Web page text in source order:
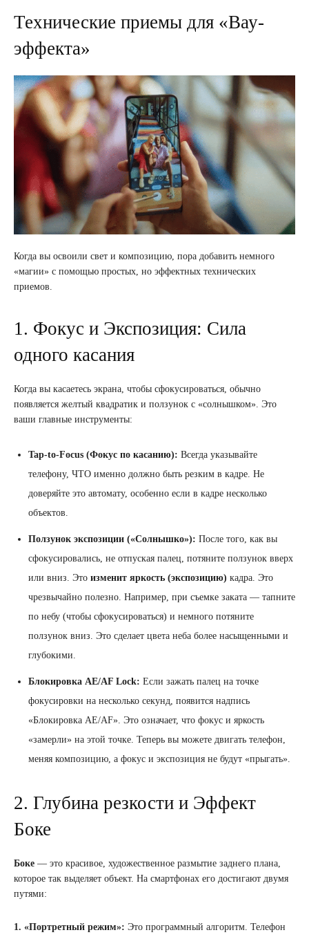
Технические приемы для «Вау-
эффекта»
Когда вы освоили свет и композицию, пора добавить немного
«магии» с помощью простых, но эффектных технических
приемов.
1. Фокус и Экспозиция: Сила
одного касания
Когда вы касаетесь экрана, чтобы сфокусироваться, обычно
появляется желтый квадратик и ползунок с «солнышком». Это
ваши главные инструменты:
Tap-to-Focus (Фокус по касанию): Всегда указывайте
телефону, ЧТО именно должно быть резким в кадре. Не
доверяйте это автомату, особенно если в кадре несколько
объектов.
Ползунок экспозиции («Солнышко»): После того, как вы
сфокусировались, не отпуская палец, потяните ползунок вверх
или вниз. Это изменит яркость (экспозицию) кадра. Это
чрезвычайно полезно. Например, при съемке заката — тапните
по небу (чтобы сфокусироваться) и немного потяните
ползунок вниз. Это сделает цвета неба более насыщенными и
глубокими.
Блокировка AE/AF Lock: Если зажать палец на точке
фокусировки на несколько секунд, появится надпись
«Блокировка AE/AF». Это означает, что фокус и яркость
«замерли» на этой точке. Теперь вы можете двигать телефон,
меняя композицию, а фокус и экспозиция не будут «прыгать».
2. Глубина резкости и Эффект
Боке
Боке — это красивое, художественное размытие заднего плана,
которое так выделяет объект. На смартфонах его достигают двумя
путями:
1. «Портретный режим»: Это программный алгоритм. Телефон